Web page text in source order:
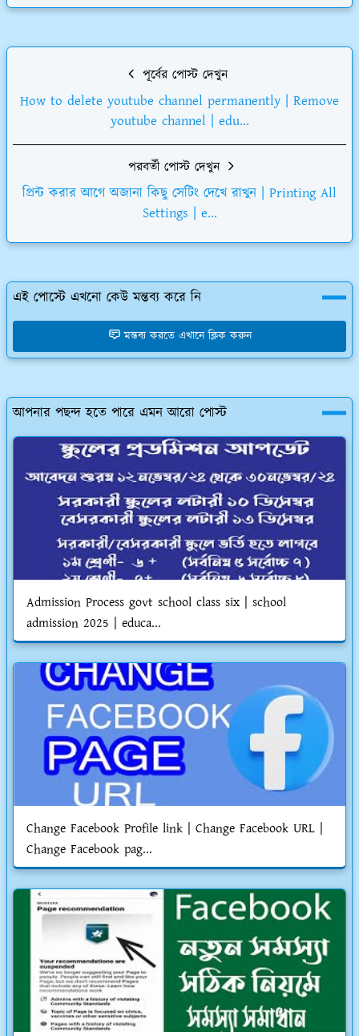
পূর্বের পোস্ট দেখুন
How to delete youtube channel permanently | Remove
youtube channel | edu...
পরবর্তী পোস্ট দেখুন
প্রিন্ট করার আগে অজানা কিছু সেটিং দেখে রাখুন | Printing All
Settings | e...
এই পোস্টে এখনো কেউ মন্তব্য করে নি
মন্তব্য করতে এখানে ক্লিক করুন
আপনার পছন্দ হতে পারে এমন আরো পোস্ট
Admission Process govt school class six | school
admission 2025 | educa...
Change Facebook Profile link | Change Facebook URL |
Change Facebook pag...